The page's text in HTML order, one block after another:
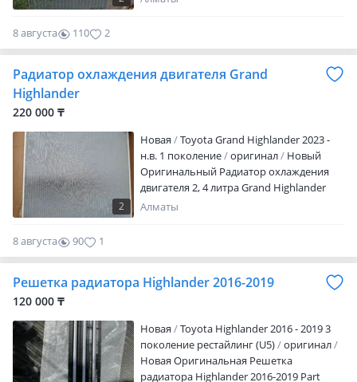
8 августа 110 2
Радиатор охлаждения двигателя Grand
Highlander
220 000 ₸
2
Новая
Toyota Grand Highlander 2023 -
н.в. 1 поколение
оригинал
Новый
Оригинальный Радиатор охлаждения
двигателя 2, 4 литра Grand Highlander
Part number: 16550-F0080 16550F0080
Алматы
8 августа 90 1
Решетка радиатора Highlander 2016-2019
120 000 ₸
Новая
Toyota Highlander 2016 - 2019 3
поколение рестайлинг (U5)
оригинал
Новая Оригинальная Решетка
радиатора Highlander 2016-2019 Part